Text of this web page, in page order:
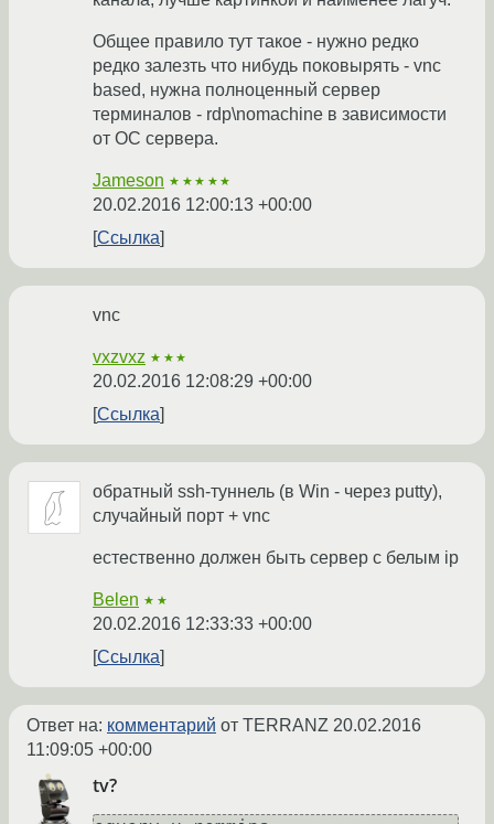
Общее правило тут такое - нужно редко
редко залезть что нибудь поковырять - vnc
based, нужна полноценный сервер
терминалов - rdp\nomachine в зависимости
от ОС сервера.
Jameson ★★★★★
20.02.2016 12:00:13 +00:00
Ссылка
vnc
vxzvxz ★★★
20.02.2016 12:08:29 +00:00
Ссылка
обратный ssh-туннель (в Win - через putty),
случайный порт + vnc
естественно должен быть сервер с белым ip
Belen ★★
20.02.2016 12:33:33 +00:00
Ссылка
Ответ на: комментарий от TERRANZ 20.02.2016
11:09:05 +00:00
tv?